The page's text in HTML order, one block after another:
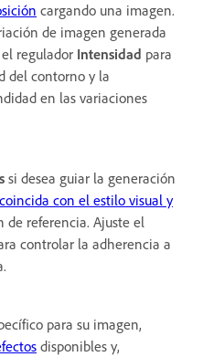
cargando una imagen.
de imagen generada
regulador Intensidad para
del contorno y la
en las variaciones
si desea guiar la generación
coincida con el estilo visual y
de referencia. Ajuste el
controlar la adherencia a
para su imagen,
disponibles y,